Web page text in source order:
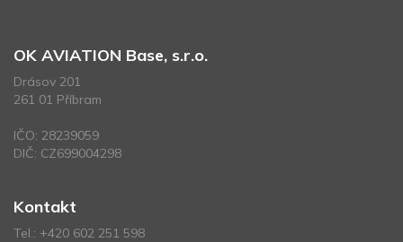
OK AVIATION Base, s.r.o.
Drásov 201
261 01 Příbram
IČO: 28239059
DIČ: CZ699004298
Kontakt
Tel.: +420 602 251 598